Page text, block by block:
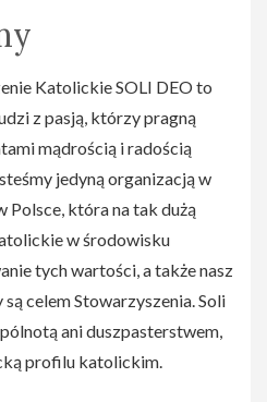
Katolickie SOLI DEO to
z pasją, którzy pragną
mądrością i radością
jedyną organizacją w
Polsce, która na tak dużą
w środowisku
tych wartości, a także nasz
celem Stowarzyszenia. Soli
ani duszpasterstwem,
profilu katolickim.